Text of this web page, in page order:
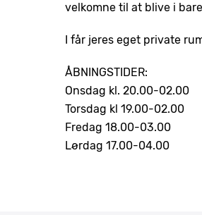
velkomne til at blive i
I får jeres eget private
ÅBNINGSTIDER:
Onsdag kl. 20.00-02.00
Torsdag kl 19.00-02.00
Fredag 18.00-03.00
Lørdag 17.00-04.00